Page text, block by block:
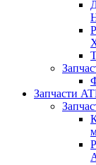
Запчасти